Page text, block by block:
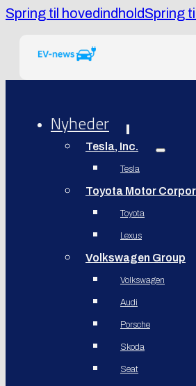
Spring til hovedindholdSpring
Nyheder
Tesla, Inc.
Tesla
Toyota Motor
Toyota
Lexus
Volkswagen Group
Volkswagen
Audi
Porsche
Skoda
Seat